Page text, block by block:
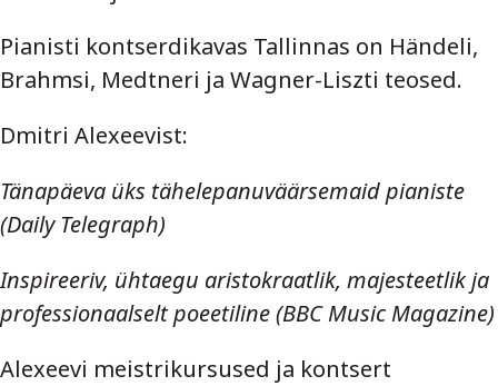
Pianisti kontserdikavas Tallinnas on Händeli,
Brahmsi, Medtneri ja Wagner-Liszti teosed.
Dmitri Alexeevist:
Tänapäeva üks tähelepanuväärsemaid pianiste
(Daily Telegraph)
Inspireeriv, ühtaegu aristokraatlik, majesteetlik ja
professionaalselt poeetiline (BBC Music Magazine)
Alexeevi meistrikursused ja kontsert